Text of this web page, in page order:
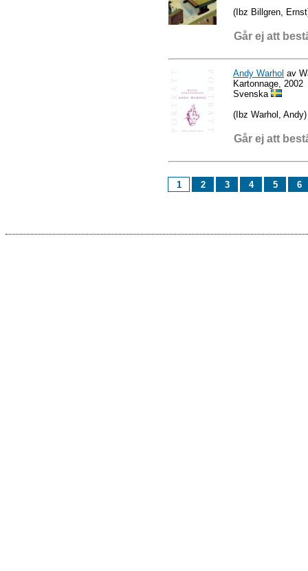
(Ibz Billgren,
Går ej att
Andy Warhol av
Kartonnage, 2002
Svenska
(Ibz Warhol, Andy)
Går ej att
1 2 3 4 5 6